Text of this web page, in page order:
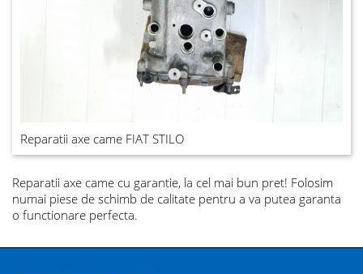
Reparatii axe came FIAT STILO
Reparatii axe camecu garantie, la cel mai bun pret! Folosim
numai piese de schimb de calitate pentru a va putea garanta
o functionare perfecta.